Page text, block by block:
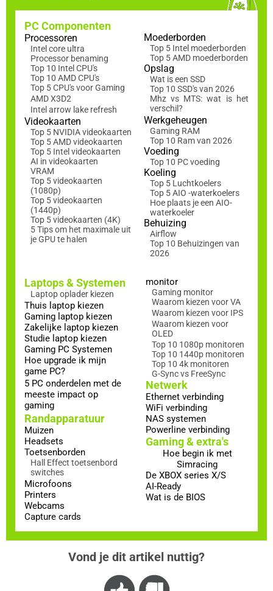
PC Componenten
Processoren
Intel core ultra
Processor benaming
Top 10 Intel CPU's
Top 10 AMD CPU's
Top 5 CPU's voor Gaming
AMD X3D2
Intel arrow lake refresh
Videokaarten
Top 5 NVIDIA videokaarten
Top 5 AMD videokaarten
Top 5 Intel videokaarten
AI in videokaarten
VRAM
Top 5 videokaarten
(1080p)
Top 5 videokaarten
(1440p)
Top 5 videokaarten (4K)
5 Tips om het maximale uit
je GPU te halen
Moederborden
Top 5 Intel moederborden
Top 5 AMD moederborden
Opslag
Wat is een SSD
Top 10 SSD's van 2026
Mhz vs MTS: wat is het
verschil?
Werkgeheugen
Gaming RAM
Top 10 Ram van 2026
Voeding
Top 10 PC voeding
Koeling
Top 5 Luchtkoelers
Top 5 AIO -waterkoelers
Hoe plaats je een AIO-
waterkoeler
Behuizing
Airflow
Top 10 Behuizingen van
2026
Laptops & Systemen
Laptop oplader kiezen
Thuis laptop kiezen
Gaming laptop kiezen
Zakelijke laptop kiezen
Studie laptop kiezen
Gaming PC Systemen
Hoe upgrade ik mijn
game PC?
5 PC onderdelen met de
meeste impact op
gaming
Randapparatuur
Muizen
Headsets
Toetsenborden
Hall Effect toetsenbord
switches
Microfoons
Printers
Webcams
Capture cards
monitor
Gaming monitor
Waarom kiezen voor VA
Waarom kiezen voor IPS
Waarom kiezen voor
OLED
Top 10 1080p monitoren
Top 10 1440p monitoren
Top 10 4k monitoren
G-Sync vs FreeSync
Netwerk
Ethernet verbinding
WiFi verbinding
NAS systemen
Powerline verbinding
Gaming & extra's
Hoe begin ik met
Simracing
De XBOX series X/S
AI-Ready
Wat is de BIOS
Vond je dit artikel nuttig?